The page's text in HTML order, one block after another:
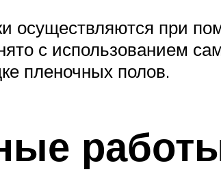
осуществляются при
с использованием
пленочных полов.